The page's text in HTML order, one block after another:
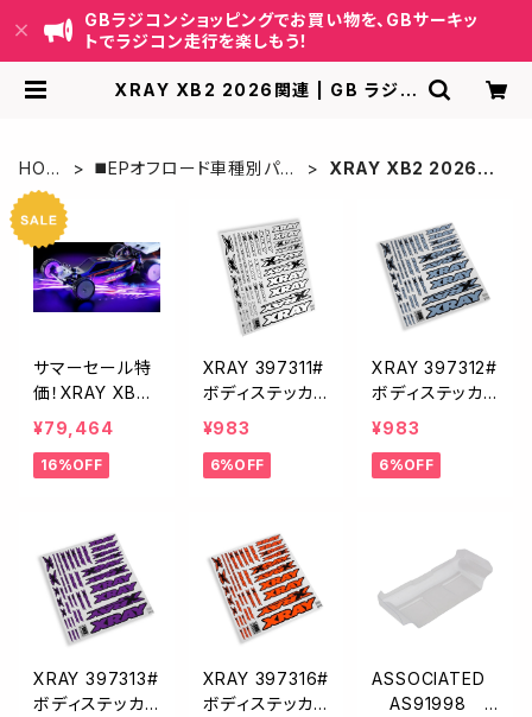
GBラジコンショッピングでお買い物を、GBサーキッ
トでラジコン走行を楽しもう！
XRAY XB2 2026関連 | GB ラジコ
HOM
E
◼️EPオフロード車種別パー
XRAY XB2 2026関
サマーセール特
価！XRAY XB2
2026 カーペッ
ト仕様 品番320
020#3 キット
¥79,464
16%OFF
XRAY 397311#
ボディステッカ
ー ホワイト XB2
¥983
6%OFF
XRAY 397312#
ボディステッカ
ー メタリックシ
4
¥983
6%OFF
XRAY 397313#
ボディステッカ
XRAY 397316#
ボディステッカ
ASSOCIATED
AS91998